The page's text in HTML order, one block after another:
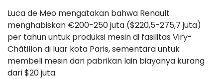
Luca de Meo mengatakan bahwa Renault
menghabiskan €200-250 juta ($220,5-275,7 juta)
per tahun untuk produksi mesin di fasilitas Viry-
Châtillon di luar kota Paris, sementara untuk
membeli mesin dari pabrikan lain biayanya kurang
dari $20 juta.